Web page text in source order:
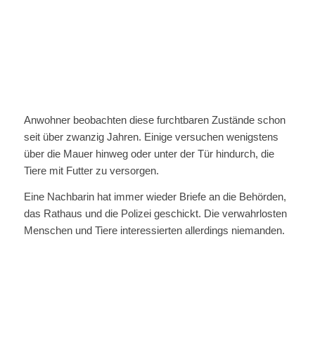
Anwohner beobachten diese furchtbaren Zustände schon
seit über zwanzig Jahren. Einige versuchen wenigstens
über die Mauer hinweg oder unter der Tür hindurch, die
Tiere mit Futter zu versorgen.
Eine Nachbarin hat immer wieder Briefe an die Behörden,
das Rathaus und die Polizei geschickt. Die verwahrlosten
Menschen und Tiere interessierten allerdings niemanden.